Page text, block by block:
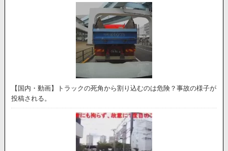
【国内・動画】トラックの死角から割り込むのは危険？事故の様子が
投稿される。